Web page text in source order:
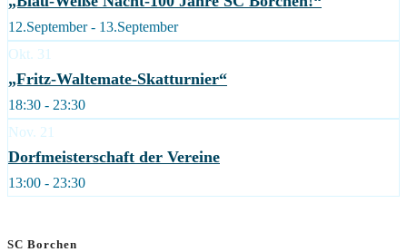
12.September - 13.September
Okt. 31
„Fritz-Waltemate-Skatturnier“
18:30 - 23:30
Nov. 21
Dorfmeisterschaft der Vereine
13:00 - 23:30
SC Borchen